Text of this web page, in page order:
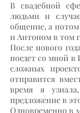
В свадебной
людьми и
общение, а
и Антоном в том
После нового
поедет со мной
сложных
отправится
время я
предложение в
Одновременно в